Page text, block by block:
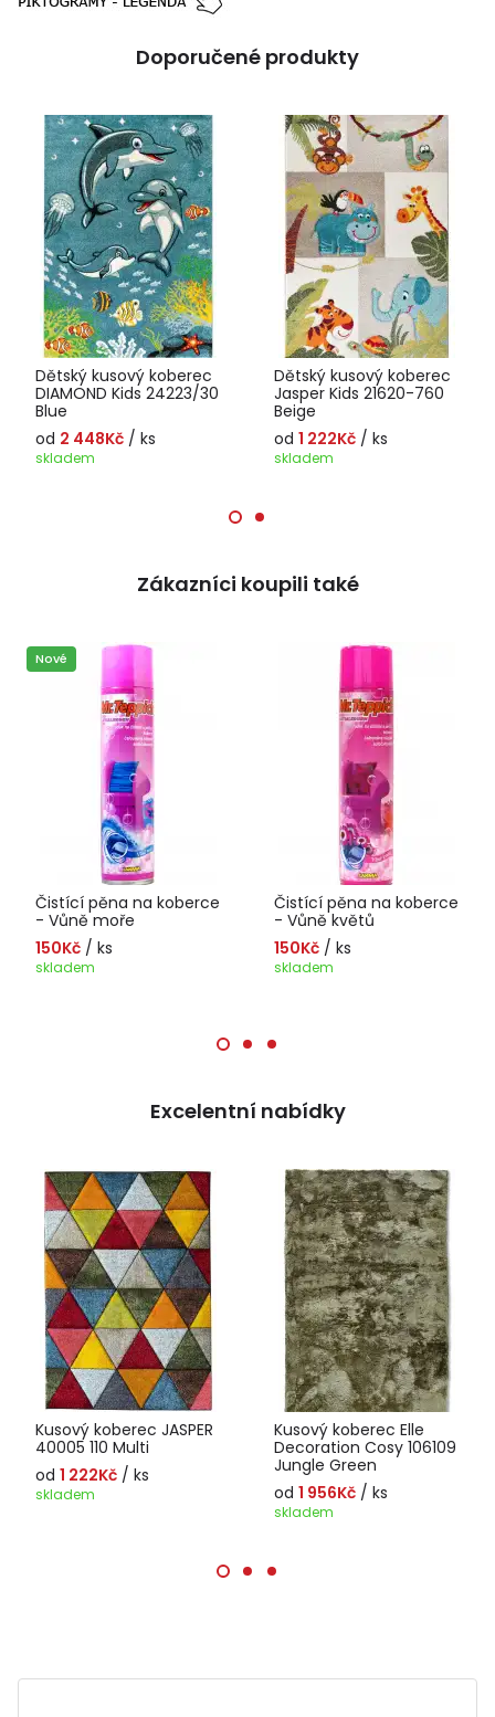
Doporučené produkty
Dětský kusový koberec
DIAMOND Kids 24223/30
Blue
od 2 448Kč / ks
skladem
Dětský kusový koberec
Jasper Kids 21620-760
Beige
od 1 222Kč / ks
skladem
Zákazníci koupili také
Čistící pěna na koberce
- Vůně moře
150Kč / ks
skladem
Nové
Čistící pěna na koberce
- Vůně květů
150Kč / ks
skladem
Excelentní nabídky
Kusový koberec JASPER
40005 110 Multi
od 1 222Kč / ks
skladem
Kusový koberec Elle
Decoration Cosy 106109
Jungle Green
od 1 956Kč / ks
skladem